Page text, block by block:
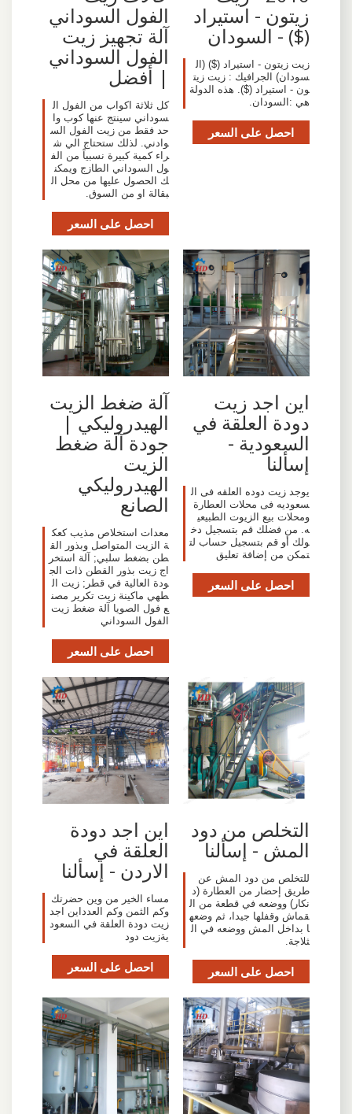
زيتون - استيراد
($) - السودان
زيت زيتون - استيراد ($) (ال
سودان) الجرافيك : زيت زيت
ون - استيراد ($). هذه الدولة
هي :السودان.
احصل على السعر
الفول السوداني
آلة تجهيز زيت
الفول السوداني
| أفضل
كل ثلاثة اكواب من الفول ال
سوداني سينتج عنها كوب وا
حد فقط من زيت الفول الس
وادني. لذلك ستحتاج الي ش
راء كمية كبيرة نسبياً من الف
ول السوداني الطازج ويمكن
ك الحصول عليها من محل ال
بقالة او من السوق.
احصل على السعر
اين اجد زيت
دودة العلقة في
السعودية -
إسألنا
يوجد زيت دوده العلقه فى ال
سعوديه فى محلات العطارة
ومحلات بيع الزيوت الطبيعي
ه. من فضلك قم بتسجيل دخ
ولك أو قم بتسجيل حساب لت
تمكن من إضافة تعليق
احصل على السعر
آلة ضغط الزيت
الهيدروليكي |
جودة آلة ضغط
الزيت
الهيدروليكي
الصانع
معدات استخلاص مذيب كعك
ة الزيت المتواصل وبذور الق
طن بضغط سلبي; آلة استخر
اج زيت بذور القطن ذات الج
ودة العالية في قطر; زيت ال
طهي ماكينة زيت تكرير مصن
ع فول الصويا آلة ضغط زيت
الفول السوداني
احصل على السعر
التخلص من دود
المش - إسألنا
للتخلص من دود المش عن
طريق إحضار من العطارة (د
نكار) ووضعه في قطعة من ال
قماش وقفلها جيدا، ثم وضعه
ا بداخل المش ووضعه في ال
ثلاجة.
احصل على السعر
اين اجد دودة
العلقة في
الاردن - إسألنا
مساء الخير من وين حضرتك
وكم الثمن وكم العدداين اجد
زيت دودة العلقة في السعود
يةزيت دود
احصل على السعر